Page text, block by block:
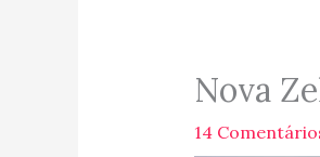
Nova
14